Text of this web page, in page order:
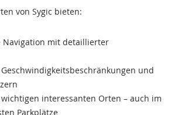
von Sygic bieten:
Navigation mit detaillierter
und
interessanten Orten – auch im
Parkplätze